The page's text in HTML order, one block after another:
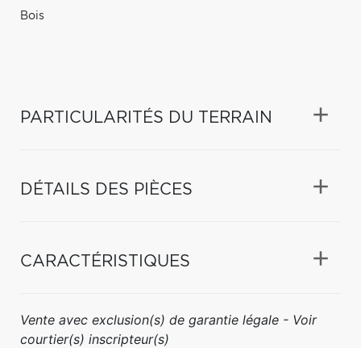
Bois
PARTICULARITÉS DU TERRAIN
DÉTAILS DES PIÈCES
CARACTÉRISTIQUES
Vente avec exclusion(s) de garantie légale - Voir
courtier(s) inscripteur(s)